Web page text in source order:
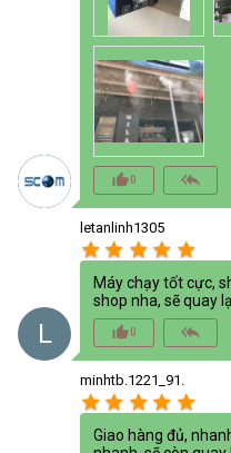
thumb_up_alt0 reply_all
L
letanlinh1305
star star star star star
Máy chạy tốt cực,
shop nha, sẽ quay
thumb_up_alt0 reply_all
minhtb.1221_91.
star star star star star
Giao hàng đủ,